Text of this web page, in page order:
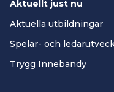
Aktuellt just nu
Aktuella utbildningar
Spelar- och
Trygg Innebandy